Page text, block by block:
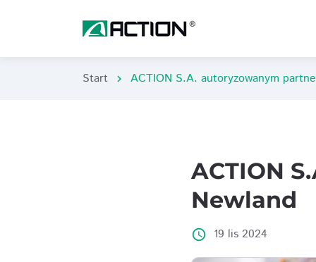
Start chevron_right ACTION S.A. autoryzowanym
ACTION
Newland
access_time 19 lis 2024